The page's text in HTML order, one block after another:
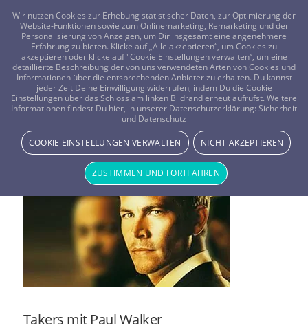
FRAGEN? KOSTENLOS ANRUFEN: 0800-8478266
Paul Walker
KLATSCH & TRATSCH HOROSKOPE
Takers mit Paul Walker
Wir nutzen Cookies zur Erhebung statistischer Daten, zur Optimierung der
Website-Funktionen sowie zum Onlinemarketing, Remarketing und der
Personalisierung von Anzeigen, um Dir insgesamt eine angenehmere
Erfahrung zu bieten. Klicke auf „Alle akzeptieren“, um Cookies zu
akzeptieren oder klicke auf "Cookie Einstellungen verwalten“, um eine
detaillierte Beschreibung der von uns verwendeten Arten von Cookies und
Informationen über die entsprechenden Anbieter zu erhalten. Du kannst
jeder Zeit Deine Einwilligung widerrufen, indem Du die Cookie
Einstellungen über das Schloss am linken Bildrand erneut aufrufst. Weitere
Informationen findest Du hier, in unserer Datenschutzerklärung: Sicherheit
und Datenschutz
COOKIE EINSTELLUNGEN VERWALTEN NICHT AKZEPTIEREN
ZUSTIMMEN UND FORTFAHREN